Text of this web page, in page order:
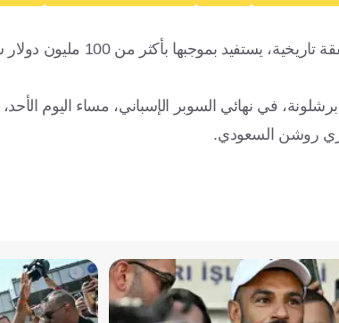
يقترب ريال مدريد بقيادة رئيسه فلورنتينو
في نهائي السوبر الإسباني، مساء اليوم
روشن السعودي.